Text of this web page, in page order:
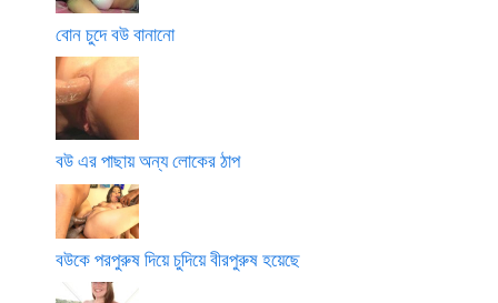
বোন চুদে বউ বানানো
বউ এর পাছায় অন্য লোকের ঠাপ
বউকে পরপুরুষ দিয়ে চুদিয়ে বীরপুরুষ হয়েছে